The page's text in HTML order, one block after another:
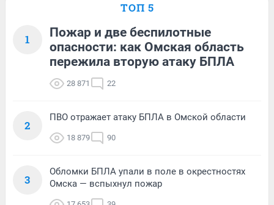
ТОП 5
1
Пожар и две беспилотные
опасности: как Омская область
пережила вторую атаку БПЛА
28 871 22
2
ПВО отражает атаку БПЛА в Омской области
18 879 90
3
Обломки БПЛА упали в поле в окрестностях
Омска — вспыхнул пожар